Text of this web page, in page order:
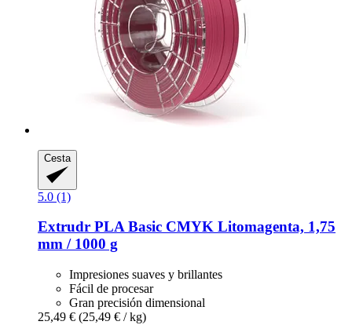
Cesta
5.0 (1)
Extrudr PLA Basic CMYK Litomagenta, 1,75
mm / 1000 g
Impresiones suaves y brillantes
Fácil de procesar
Gran precisión dimensional
25,49 € (25,49 € / kg)